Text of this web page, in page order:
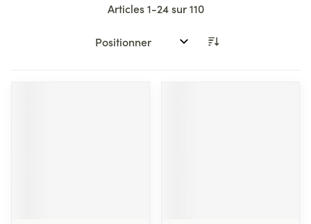
Articles1-24sur110
Trier par: